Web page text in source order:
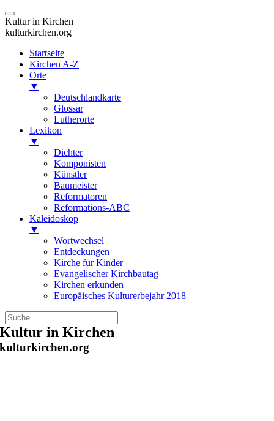
Kultur in Kirchen
kulturkirchen.org
Startseite
Kirchen A-Z
Orte
▼
Deutschlandkarte
Glossar
Lutherorte
Lexikon
▼
Dichter
Komponisten
Künstler
Baumeister
Reformatoren
Reformations-ABC
Kaleidoskop
▼
Wortwechsel
Entdeckungen
Kirche für Kinder
Evangelischer Kirchbautag
Kirchen erkunden
Europäisches Kulturerbejahr 2018
Zum
Inhalt
springen
Kultur in Kirchen
kulturkirchen.org